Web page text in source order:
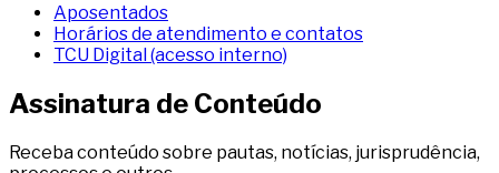
Aposentados
Horários de atendimento e contatos
TCU Digital (acesso interno)
Assinatura de Conteúdo
Receba conteúdo sobre pautas, notícias, jurisprudência,